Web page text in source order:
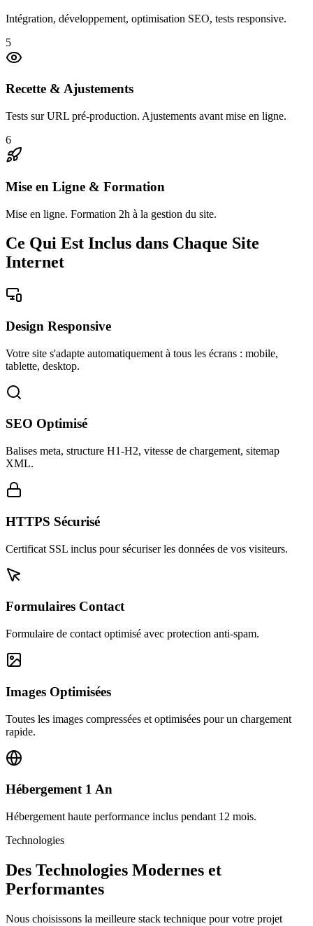
Intégration, développement, optimisation SEO, tests responsive.
5
Recette & Ajustements
Tests sur URL pré-production. Ajustements avant mise en ligne.
6
Mise en Ligne & Formation
Mise en ligne. Formation 2h à la gestion du site.
Ce Qui Est Inclus dans Chaque Site
Internet
Design Responsive
Votre site s'adapte automatiquement à tous les écrans : mobile,
tablette, desktop.
SEO Optimisé
Balises meta, structure H1-H2, vitesse de chargement, sitemap
XML.
HTTPS Sécurisé
Certificat SSL inclus pour sécuriser les données de vos visiteurs.
Formulaires Contact
Formulaire de contact optimisé avec protection anti-spam.
Images Optimisées
Toutes les images compressées et optimisées pour un chargement
rapide.
Hébergement 1 An
Hébergement haute performance inclus pendant 12 mois.
Technologies
Des Technologies Modernes et
Performantes
Nous choisissons la meilleure stack technique pour votre projet